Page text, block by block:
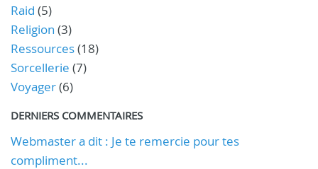
Raid (5)
Religion (3)
Ressources(18)
Sorcellerie (7)
Voyager(6)
DERNIERS COMMENTAIRES
Webmaster a dit : Je te remercie pour tes
compliment...